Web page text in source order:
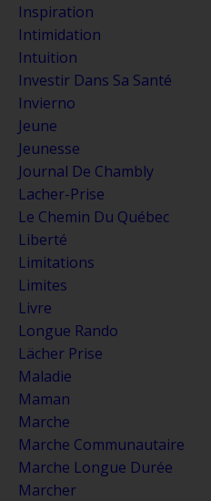
Inspiration
Intimidation
Intuition
Investir Dans Sa Santé
Invierno
Jeune
Jeunesse
Journal De Chambly
Lacher-Prise
Le Chemin Du Québec
Liberté
Limitations
Limites
Livre
Longue Rando
Lächer Prise
Maladie
Maman
Marche
Marche Communautaire
Marche Longue Durée
Marcher